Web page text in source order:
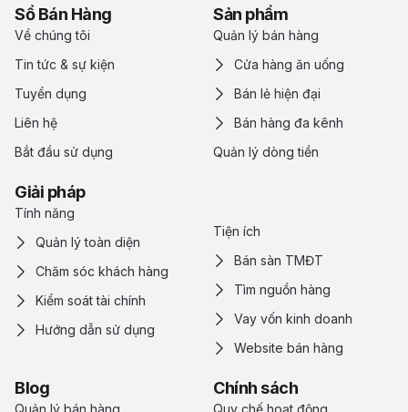
Sổ Bán Hàng
Về chúng tôi
Tin tức & sự kiện
Tuyển dụng
Liên hệ
Bắt đầu sử dụng
Sản phẩm
Quản lý bán hàng
Cửa hàng ăn uống
Bán lẻ hiện đại
Bán hàng đa kênh
Quản lý dòng tiền
Giải pháp
Tính năng
Quản lý toàn diện
Chăm sóc khách hàng
Kiểm soát tài chính
Hướng dẫn sử dụng
Tiện ích
Bán sàn TMĐT
Tìm nguồn hàng
Vay vốn kinh doanh
Website bán hàng
Blog
Quản lý bán hàng
Chính sách
Quy chế hoạt động